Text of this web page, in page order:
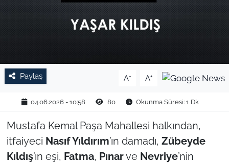
Paylaş A- A+
04.06.2026 - 10:58 80 Okunma Süresi: 1 Dk
Mustafa Kemal Paşa Mahallesi halkından,
itfaiyeci Nasıf Yıldırım’ın damadı, Zübeyde
Kıldış’ın eşi, Fatma, Pınarve Nevriye’nin
TARIM VE HAYVANCILIK
RESMİ İLAN
SPOR
YAŞAM
EDİRNE